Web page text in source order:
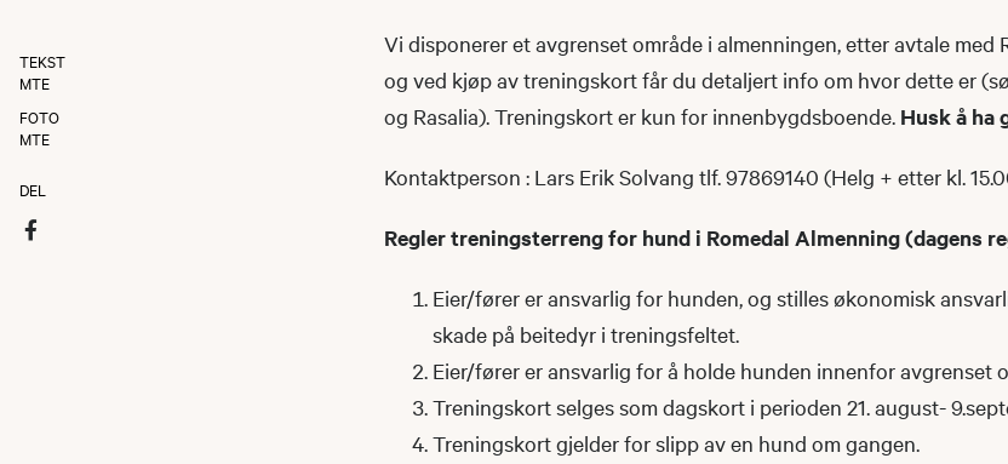
TEKST
MTE
FOTO
MTE
DEL
Vi disponerer et avgrenset område i almenningen, etter avtale med
og ved kjøp av treningskort får du detaljert info om hvor dette er
og Rasalia). Treningskort er kun for innenbygdsboende. Husk å ha
Kontaktperson : Lars Erik Solvang tlf. 97869140 (Helg + etter kl.
Regler treningsterreng for hund i Romedal Almenning (dagens
Eier/fører er ansvarlig for hunden, og stilles økonomisk
skade på beitedyr i treningsfeltet.
Eier/fører er ansvarlig for å holde hunden innenfor avgrenset
Treningskort selges som dagskort i perioden 21. august-
Treningskort gjelder for slipp av en hund om gangen.